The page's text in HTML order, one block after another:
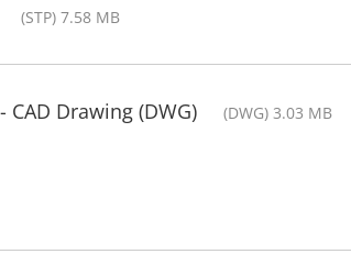
(STP) 7.58 MB
CAD Drawing (DWG) (DWG) 3.03 MB